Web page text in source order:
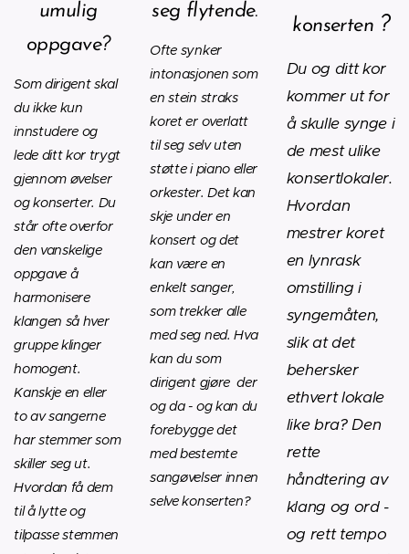
umulig
oppgave?
Som dirigent skal
du ikke kun
innstudere og
lede ditt kor trygt
gjennom øvelser
og konserter. Du
står ofte overfor
den vanskelige
oppgave å
harmonisere
klangen så hver
gruppe klinger
homogent.
Kanskje en eller
to av sangerne
har stemmer som
skiller seg ut.
Hvordan få dem
til å lytte og
tilpasse stemmen
seg flytende.
Ofte synker
intonasjonen som
en stein straks
koret er overlatt
til seg selv uten
støtte i piano eller
orkester. Det kan
skje under en
konsert og det
kan være en
enkelt sanger,
som trekker alle
med seg ned. Hva
kan du som
dirigent gjøre der
og da - og kan du
forebygge det
med bestemte
sangøvelser innen
selve konserten?
konserten ?
Du og ditt kor
kommer ut for
å skulle synge i
de mest ulike
konsertlokaler.
Hvordan
mestrer koret
en lynrask
omstilling i
syngemåten,
slik at det
behersker
ethvert lokale
like bra? Den
rette
håndtering av
klang og ord -
og rett tempo